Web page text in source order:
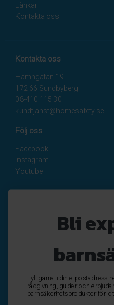
Länkar
Kontakta oss
Kontakta oss
Hamngatan 19
172 66 Sundbyberg
08-410 115 30
kundtjanst@homesafety.se
Följ oss
Facebook
Instagram
Youtube
Nyhetsbrev
Avregistrera
Bli
Fyll gärna i din e-postadress
rådgivning, guider och
barnsäkerhetsprodukter för